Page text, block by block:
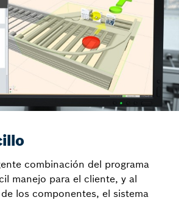
combinación del programa
manejo para el cliente, y al
los componentes, el sistema